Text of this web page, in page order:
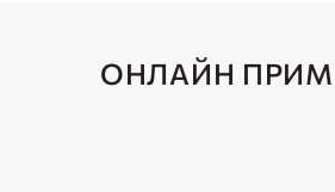
ОНЛАЙН